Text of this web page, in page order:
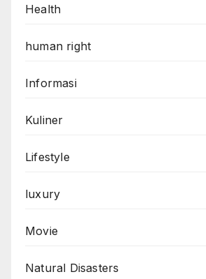
Health
human right
Informasi
Kuliner
Lifestyle
luxury
Movie
Natural Disasters